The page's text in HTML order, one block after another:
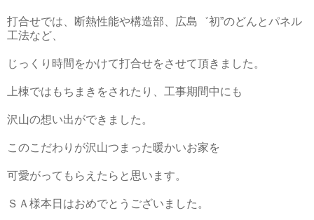
打合せでは、断熱性能や構造部、広島゛初”のどんとパネル
工法など、
じっくり時間をかけて打合せをさせて頂きました。
上棟ではもちまきをされたり、工事期間中にも
沢山の想い出ができました。
このこだわりが沢山つまった暖かいお家を
可愛がってもらえたらと思います。
ＳＡ様本日はおめでとうございました。